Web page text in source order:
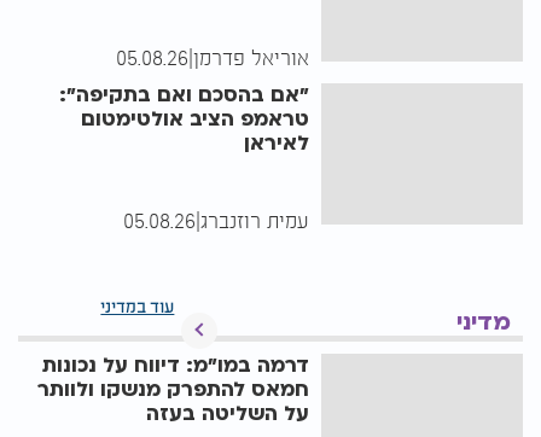
אוריאל פדרמן 05.08.26
"אם בהסכם ואם בתקיפה":
טראמפ הציב אולטימטום
לאיראן
עמית רוזנברג 05.08.26
מדיני
עוד במדיני
דרמה במו"מ: דיווח על נכונות
חמאס להתפרק מנשקו ולוותר
על השליטה בעזה